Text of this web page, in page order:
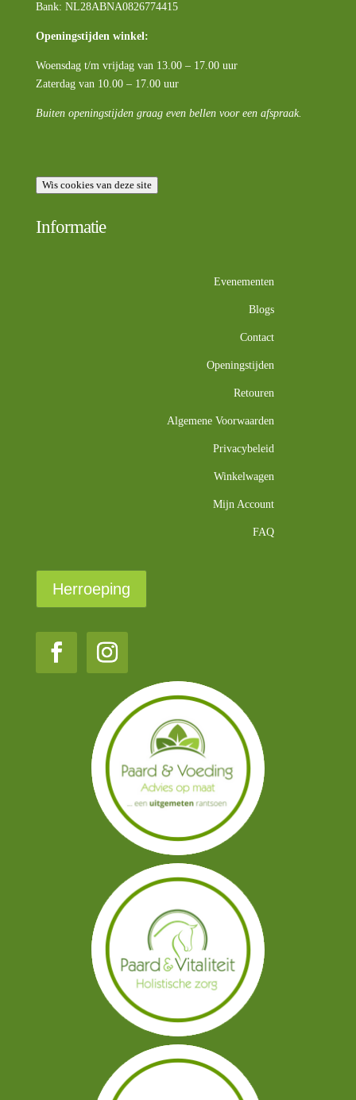
Bank: NL28ABNA0826774415
Openingstijden winkel:
Woensdag t/m vrijdag van 13.00 – 17.00 uur
Zaterdag van 10.00 – 17.00 uur
Buiten openingstijden graag even bellen voor een afspraak.
Wis cookies van deze site
Informatie
Evenementen
Blogs
Contact
Openingstijden
Retouren
Algemene Voorwaarden
Privacybeleid
Winkelwagen
Mijn Account
FAQ
Herroeping